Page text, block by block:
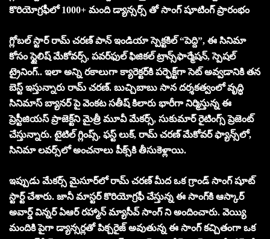
కొరియోగ్రఫీలో 1000+ మంది డ్యాన్సర్స్ తో సాంగ్ షూటింగ్ ప్రారంభం
గ్లోబల్ స్టార్ రామ్ చరణ్ పాన్ ఇండియా స్పెక్టకిల్ “పెద్ది”, ఈ సినిమా
కోసం స్టైలిష్ మేకోవర్స్, పవర్‌ఫుల్ ఫిజికల్ ట్రాన్స్‌ఫార్మేషన్, స్పెషల్
ట్రైనింగ్.. ఇలా అన్ని రకాలుగా క్యారెక్టర్‌కి పర్ఫెక్ట్‌గా సెట్ అవ్వడానికి తన
బెస్ట్ ఇస్తున్నారు రామ్ చరణ్. బుచ్చిబాబు సాన దర్శకత్వంలో వృద్ధి
సినిమాస్ బ్యానర్ పై వెంకట సతీష్ కిలారు భారీగా నిర్మిస్తున్న ఈ
ప్రెస్టీజియస్ ప్రాజెక్ట్‌ని మైత్రీ మూవీ మేకర్స్, సుకుమార్ రైటింగ్స్ ప్రెజెంట్
చేస్తున్నారు. టైటిల్ గ్లింప్స్, ఫస్ట్ లుక్, రామ్ చరణ్ మేకోవర్ ఫ్యాన్స్‌లో,
సినిమా లవర్స్‌లో అంచనాలు పీక్స్‌కి తీసుకెళ్లాయి.
ఇప్పుడు మేకర్స్ మైసూర్‌లో రామ్ చరణ్ మీద ఒక గ్రాండ్ సాంగ్ షూట్
స్టార్ట్ చేశారు. జానీ మాస్టర్ కొరియోగ్రఫీ చేస్తున్న ఈ సాంగ్‌కి ఆస్కార్
అవార్డ్ విన్నర్ ఏఆర్ రహ్మాన్ మ్యాసీవ్ సాంగ్ ని అందించారు. వెయ్యి
మందికి పైగా డ్యాన్సర్లతో పిక్చరైజ్ అవుతున్న ఈ సాంగ్ కచ్చితంగా ఒక